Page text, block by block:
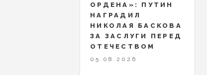
ОРДЕНА»: ПУТИН
НАГРАДИЛ
НИКОЛАЯ БАСКОВА
ЗА ЗАСЛУГИ ПЕРЕД
ОТЕЧЕСТВОМ
05.08.2026